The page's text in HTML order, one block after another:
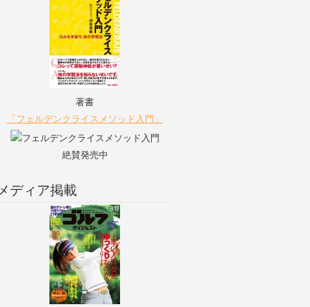
著書
「フェルデンクライスメソッド入門」
絶賛発売中
メディア掲載